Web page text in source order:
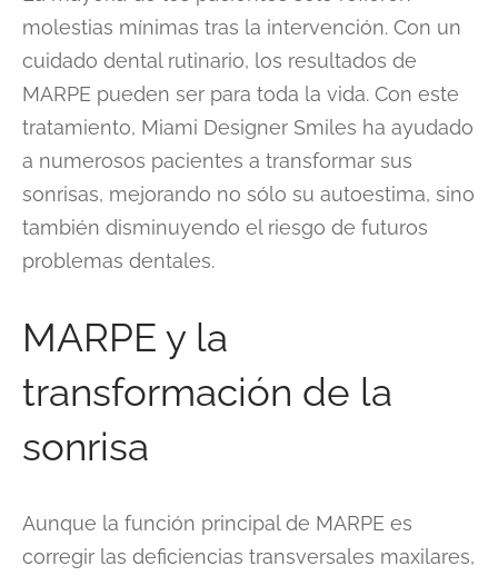
molestias mínimas tras la intervención. Con un
cuidado dental rutinario, los resultados de
MARPE pueden ser para toda la vida. Con este
tratamiento, Miami Designer Smiles ha ayudado
a numerosos pacientes a transformar sus
sonrisas, mejorando no sólo su autoestima, sino
también disminuyendo el riesgo de futuros
problemas dentales.
MARPE y la
transformación de la
sonrisa
Aunque la función principal de MARPE es
corregir las deficiencias transversales maxilares,